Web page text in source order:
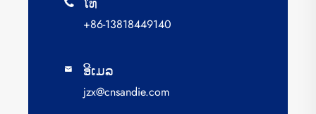
+86-13818449140
 ອີເມລ
jzx@cnsandie.com